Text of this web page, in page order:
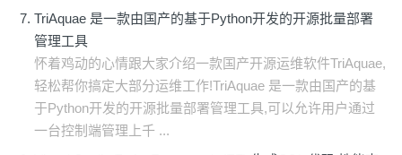
TriAquae 是一款由国产的基于Python开发的开源批量部署
管理工具
怀着鸡动的心情跟大家介绍一款国产开源运维软件TriAquae,
轻松帮你搞定大部分运维工作!TriAquae 是一款由国产的基
于Python开发的开源批量部署管理工具,可以允许用户通过
一台控制端管理上千 ...